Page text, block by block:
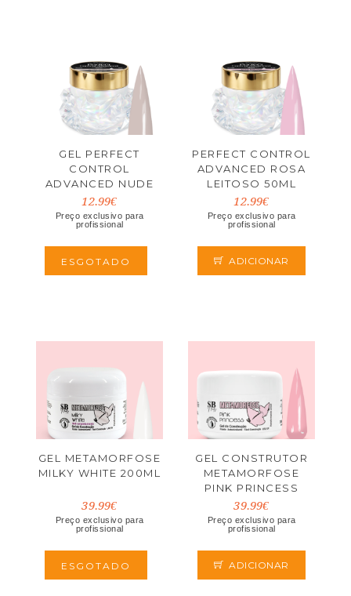
GEL PERFECT
CONTROL
ADVANCED NUDE
LEITOSO 50ML
12.99€
Preço exclusivo para
profissional
ESGOTADO
PERFECT CONTROL
ADVANCED ROSA
LEITOSO 50ML
12.99€
Preço exclusivo para
profissional
ADICIONAR
GEL METAMORFOSE
MILKY WHITE 200ML
39.99€
Preço exclusivo para
profissional
ESGOTADO
GEL CONSTRUTOR
METAMORFOSE
PINK PRINCESS
200ML
39.99€
Preço exclusivo para
profissional
ADICIONAR